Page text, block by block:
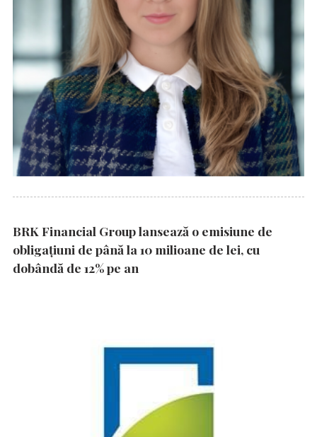
BRK Financial Group lansează o emisiune de
obligațiuni de până la 10 milioane de lei, cu
dobândă de 12% pe an